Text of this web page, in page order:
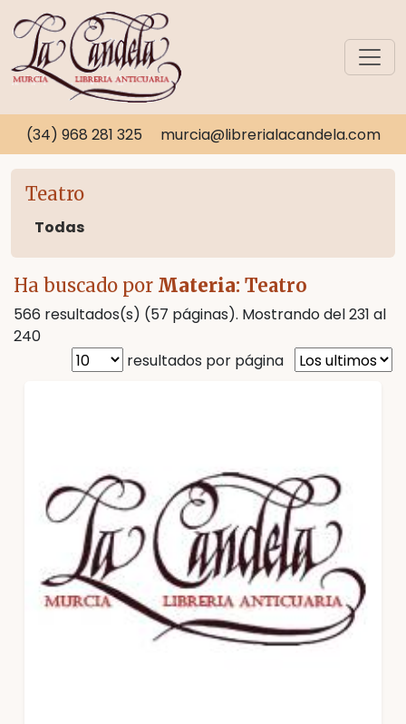
(34) 968 281 325 murcia@librerialacandela.com
Teatro
Todas
Ha buscado por Materia: Teatro
566 resultados(s) (57 páginas). Mostrando del 231 al
240
resultados por página